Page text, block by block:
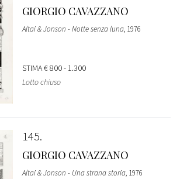
GIORGIO CAVAZZANO
Altai & Jonson - Notte senza luna, 1976
STIMA€ 800 - 1.300
Lotto chiuso
145
GIORGIO CAVAZZANO
Altai & Jonson - Una strana storia, 1976